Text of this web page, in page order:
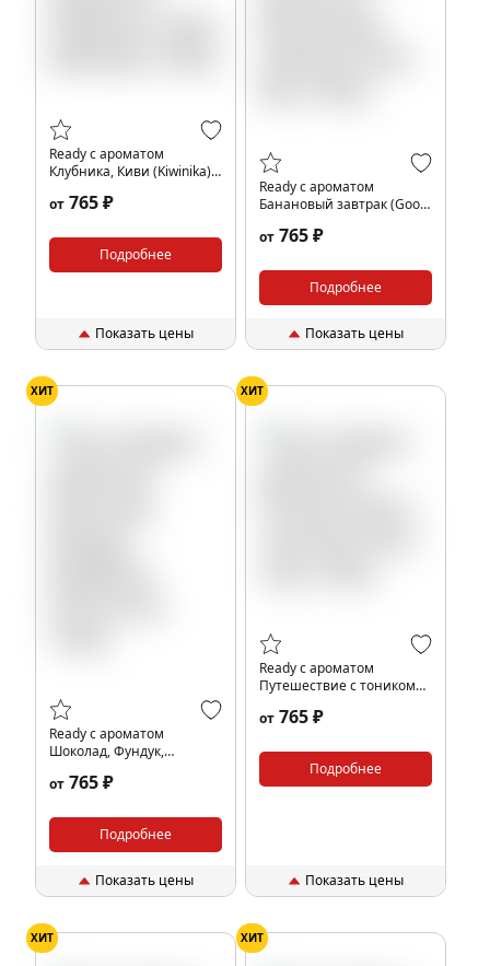
Ready с ароматом
Клубника, Киви (Kiwinika),
от 765 ₽
Подробнее
Показать цены
Ready с ароматом
Банановый завтрак (Good
от 765 ₽
Подробнее
Показать цены
ХИТ
Ready с ароматом
Шоколад, Фундук,
100гр.
от 765 ₽
Подробнее
Показать цены
ХИТ
Ready с ароматом
Путешествие с тоником
от 765 ₽
Подробнее
Показать цены
ХИТ ХИТ